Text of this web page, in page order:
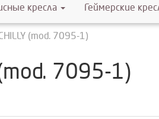
кресла Геймерские
(mod. 7095-1)
7095-1)